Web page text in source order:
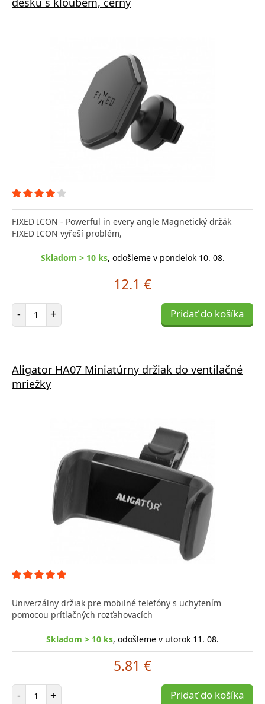
FIXED ICON - Powerful in every angle Magnetický držák
FIXED ICON vyřeší problém,
Skladom > 10 ks, odošleme v pondelok 10. 08.
12.1 €
- Počet položiek
+ Pridať do košíka
Aligator HA07 Miniatúrny držiak do ventilačné
mriežky
Univerzálny držiak pre mobilné telefóny s uchytením
pomocou prítlačných rozťahovacích
Skladom > 10 ks, odošleme v utorok 11. 08.
5.81 €
- Počet položiek
+ Pridať do košíka